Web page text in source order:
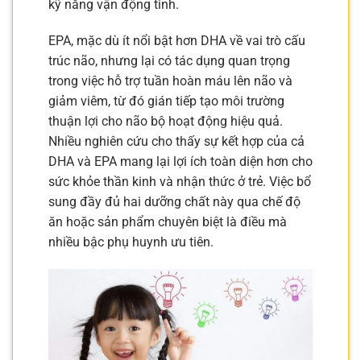
kỹ năng vận động tinh.
EPA, mặc dù ít nổi bật hơn DHA về vai trò cấu
trúc não, nhưng lại có tác dụng quan trọng
trong việc hỗ trợ tuần hoàn máu lên não và
giảm viêm, từ đó gián tiếp tạo môi trường
thuận lợi cho não bộ hoạt động hiệu quả.
Nhiều nghiên cứu cho thấy sự kết hợp của cả
DHA và EPA mang lại lợi ích toàn diện hơn cho
sức khỏe thần kinh và nhận thức ở trẻ. Việc bổ
sung đầy đủ hai dưỡng chất này qua chế độ
ăn hoặc sản phẩm chuyên biệt là điều mà
nhiều bậc phụ huynh ưu tiên.